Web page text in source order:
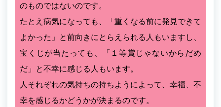
のものではないのです。
たとえ病気になっても、「重くなる前に発見できて
よかった」と前向きにとらえられる人もいますし、
宝くじが当たっても、「１等賞じゃないからだめ
だ」と不幸に感じる人もいます。
人それぞれの気持ちの持ちようによって、幸福、不
幸を感じるかどうかが決まるのです。